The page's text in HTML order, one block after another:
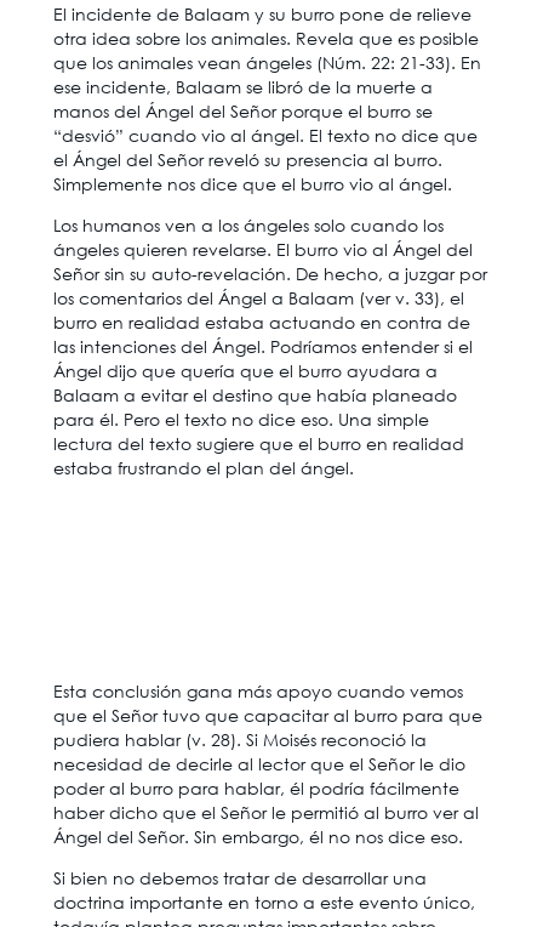
El incidente de Balaam y su burro pone de relieve
otra idea sobre los animales. Revela que es posible
que los animales vean ángeles (Núm. 22: 21-33). En
ese incidente, Balaam se libró de la muerte a
manos del Ángel del Señor porque el burro se
“desvió” cuando vio al ángel. El texto no dice que
el Ángel del Señor reveló su presencia al burro.
Simplemente nos dice que el burro vio al ángel.
Los humanos ven a los ángeles solo cuando los
ángeles quieren revelarse. El burro vio al Ángel del
Señor sin su auto-revelación. De hecho, a juzgar por
los comentarios del Ángel a Balaam (ver v. 33), el
burro en realidad estaba actuando en contra de
las intenciones del Ángel. Podríamos entender si el
Ángel dijo que quería que el burro ayudara a
Balaam a evitar el destino que había planeado
para él. Pero el texto no dice eso. Una simple
lectura del texto sugiere que el burro en realidad
estaba frustrando el plan del ángel.
Esta conclusión gana más apoyo cuando vemos
que el Señor tuvo que capacitar al burro para que
pudiera hablar (v. 28). Si Moisés reconoció la
necesidad de decirle al lector que el Señor le dio
poder al burro para hablar, él podría fácilmente
haber dicho que el Señor le permitió al burro ver al
Ángel del Señor. Sin embargo, él no nos dice eso.
Si bien no debemos tratar de desarrollar una
doctrina importante en torno a este evento único,